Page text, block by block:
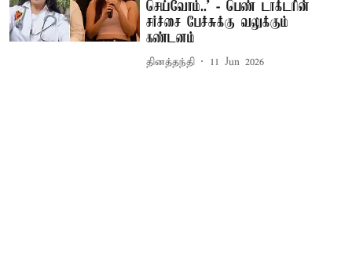
செய்வோம்..’ - பெண் டாக்டரின்
சர்ச்சை பேச்சுக்கு வலுக்கும்
கண்டனம்
தினத்தந்தி 11 Jun 2026